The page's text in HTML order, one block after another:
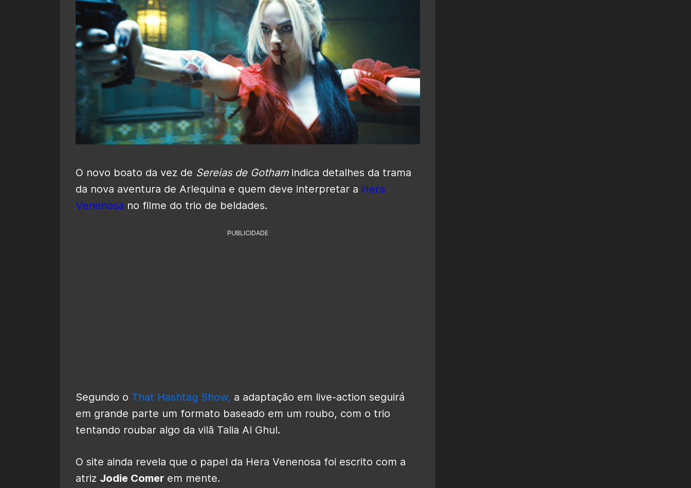
O novo boato da vez de Sereias de Gothamindica detalhes da trama
da nova aventura de Arlequina e quem deve interpretar a Hera
Venenosa no filme do trio de beldades.
PUBLICIDADE
Segundo o That Hashtag Show, a adaptação em live-action seguirá
em grande parte um formato baseado em um roubo, com o trio
tentando roubar algo da vilã Talia Al Ghul.
O site ainda revela que o papel da Hera Venenosa foi escrito com a
atriz Jodie Comer em mente.